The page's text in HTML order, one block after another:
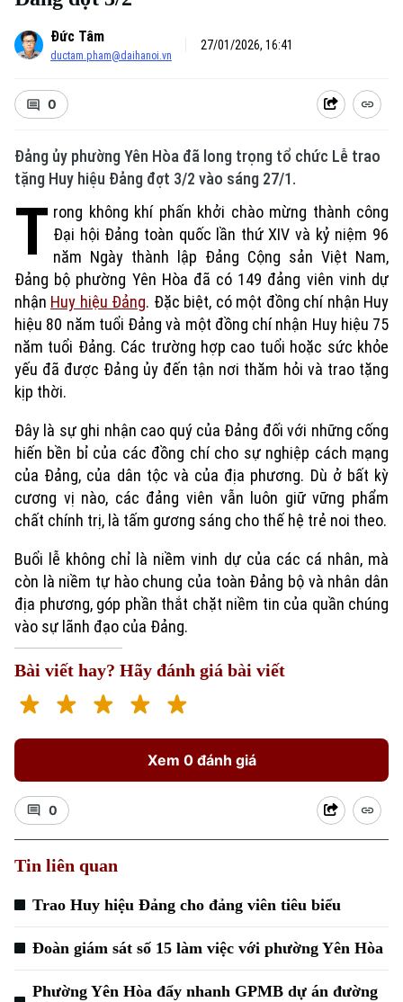
Đức Tâm
ductam.pham@daihanoi.vn
27/01/2026, 16:41
0
Đảng ủy phường Yên Hòa đã long trọng tổ chức Lễ trao
tặng Huy hiệu Đảng đợt 3/2 vào sáng 27/1.
T rong không khí phấn khởi chào mừng thành công
Đại hội Đảng toàn quốc lần thứ XIV và kỷ niệm 96
năm Ngày thành lập Đảng Cộng sản Việt Nam,
Đảng bộ phường Yên Hòa đã có 149 đảng viên vinh dự
nhận Huy hiệu Đảng. Đặc biệt, có một đồng chí nhận Huy
hiệu 80 năm tuổi Đảng và một đồng chí nhận Huy hiệu 75
năm tuổi Đảng. Các trường hợp cao tuổi hoặc sức khỏe
yếu đã được Đảng ủy đến tận nơi thăm hỏi và trao tặng
kịp thời.
Đây là sự ghi nhận cao quý của Đảng đối với những cống
hiến bền bỉ của các đồng chí cho sự nghiệp cách mạng
của Đảng, của dân tộc và của địa phương. Dù ở bất kỳ
cương vị nào, các đảng viên vẫn luôn giữ vững phẩm
chất chính trị, là tấm gương sáng cho thế hệ trẻ noi theo.
Buổi lễ không chỉ là niềm vinh dự của các cá nhân, mà
còn là niềm tự hào chung của toàn Đảng bộ và nhân dân
địa phương, góp phần thắt chặt niềm tin của quần chúng
vào sự lãnh đạo của Đảng.
Bài viết hay? Hãy đánh giá bài viết
Xem 0 đánh giá
0
Tin liên quan
Trao Huy hiệu Đảng cho đảng viên tiêu biểu
Đoàn giám sát số 15 làm việc với phường Yên Hòa
Phường Yên Hòa đẩy nhanh GPMB dự án đường